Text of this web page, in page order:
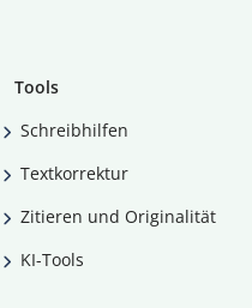
Tools
Schreibhilfen
Textkorrektur
Zitieren und Originalität
KI-Tools